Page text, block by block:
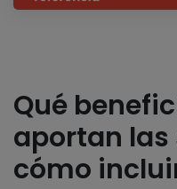
Qué
aportan
cómo